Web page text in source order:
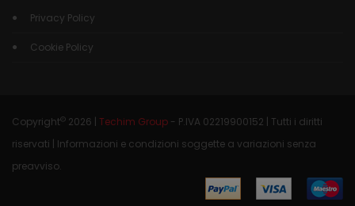
Privacy Policy
Cookie Policy
Copyright© 2026 | Techim Group - P.IVA 02219900152 | Tutti i diritti
riservati | Informazioni e condizioni soggette a variazioni senza
preavviso.